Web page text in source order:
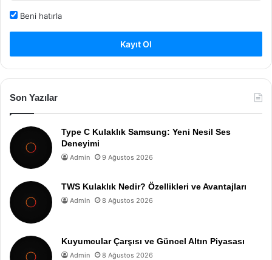
Beni hatırla
Kayıt Ol
Son Yazılar
Type C Kulaklık Samsung: Yeni Nesil Ses
Deneyimi
Admin 9 Ağustos 2026
TWS Kulaklık Nedir? Özellikleri ve Avantajları
Admin 8 Ağustos 2026
Kuyumcular Çarşısı ve Güncel Altın Piyasası
Admin 8 Ağustos 2026